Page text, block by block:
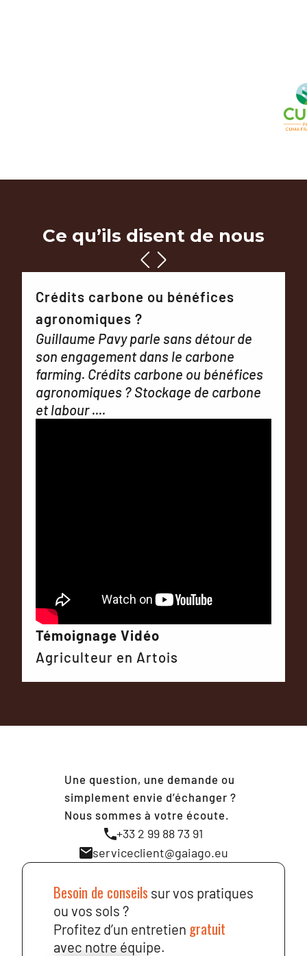
Ce qu’ils disent de nous
Crédits carbone ou bénéfices
agronomiques ?
Guillaume Pavy parle sans détour de
son engagement dans le carbone
farming. Crédits carbone ou bénéfices
agronomiques ? Stockage de carbone
et labour ....
Témoignage Vidéo
Agriculteur en Artois
Une question, une demande ou
simplement envie d’échanger ?
Nous sommes à votre écoute.
+33 2 99 88 73 91
serviceclient@gaiago.eu
Besoin de conseils sur vos pratiques
ou vos sols ?
Profitez d’un entretien gratuit
avec notre équipe.